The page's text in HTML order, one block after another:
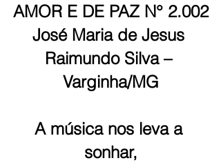
AMOR E DE PAZ N° 2.002
José Maria de Jesus
Raimundo Silva –
Varginha/MG
A música nos leva a
sonhar,